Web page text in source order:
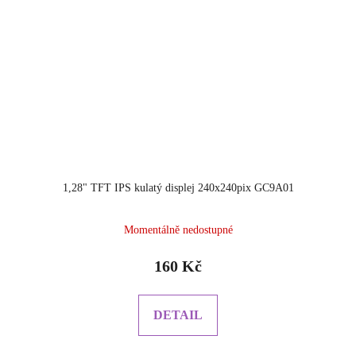
1,28" TFT IPS kulatý displej 240x240pix GC9A01
Momentálně nedostupné
160 Kč
DETAIL